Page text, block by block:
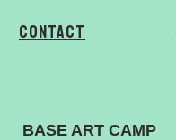
Contact
BASE ART CAMP